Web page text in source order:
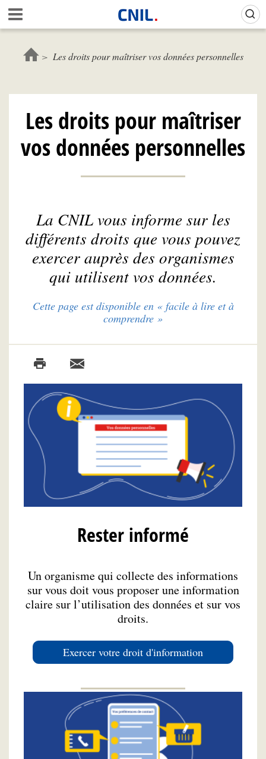
Aller
au
contenu
principal
c
e
l
C
N
I
L
Les droits pour maîtriser vos données personnelles
Les droits pour maîtriser
vos données personnelles
La CNIL vous informe sur les
différents droits que vous pouvez
exercer auprès des organismes
qui utilisent vos données.
Cette page est disponible en « facile à lire et à
comprendre »
Rester informé
Un organisme qui collecte des informations
sur vous doit vous proposer une information
claire sur l’utilisation des données et sur vos
droits.
Exercer votre droit d'information
Gestion de vos préférences sur les cookies (témoins de connexion)